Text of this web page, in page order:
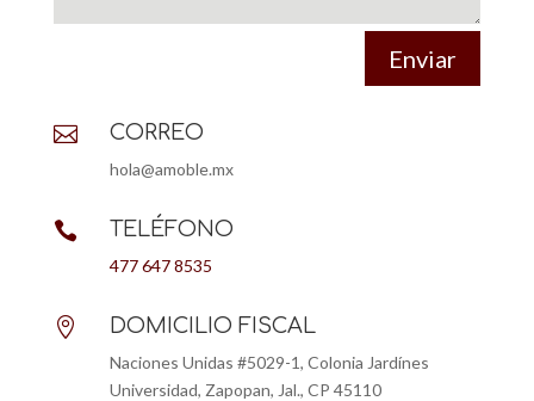
Enviar
 CORREO
hola@amoble.mx
 TELÉFONO
477 647 8535
 DOMICILIO FISCAL
Naciones Unidas #5029-1, Colonia Jardínes
Universidad, Zapopan, Jal., CP 45110